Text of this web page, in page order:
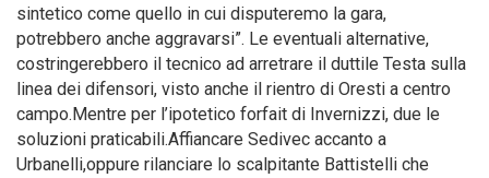
sintetico come quello in cui disputeremo la gara,
potrebbero anche aggravarsi”. Le eventuali alternative,
costringerebbero il tecnico ad arretrare il duttile Testa sulla
linea dei difensori, visto anche il rientro di Oresti a centro
campo.Mentre per l’ipotetico forfait di Invernizzi, due le
soluzioni praticabili.Affiancare Sedivec accanto a
Urbanelli,oppure rilanciare lo scalpitante Battistelli che